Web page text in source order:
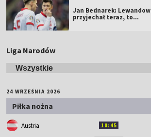
Jan Bednarek:
przyjechał teraz, to…
Liga Narodów
24 WRZEŚNIA 2026
Piłka nożna
Austria 18:45